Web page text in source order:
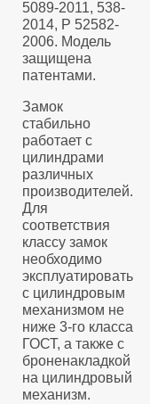
5089-2011, 538-
2014, Р 52582-
2006. Модель
защищена
патентами.
Замок
стабильно
работает с
цилиндрами
различных
производителей.
Для
соответствия
классу замок
необходимо
эксплуатировать
с цилиндровым
механизмом не
ниже 3-го класса
ГОСТ, а также с
броненакладкой
на цилиндровый
механизм.